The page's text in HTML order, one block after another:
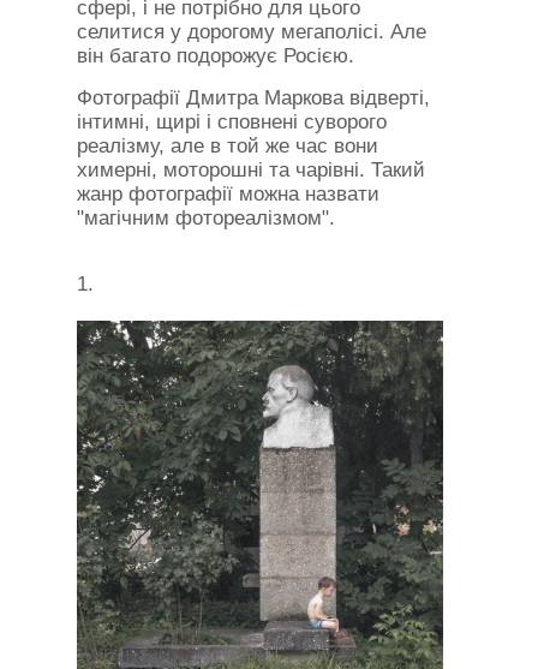
сфері, і не потрібно для цього
селитися у дорогому мегаполісі. Але
він багато подорожує Росією.
Фотографії Дмитра Маркова відверті,
інтимні, щирі і сповнені суворого
реалізму, але в той же час вони
химерні, моторошні та чарівні. Такий
жанр фотографії можна назвати
"магічним фотореалізмом".
1.